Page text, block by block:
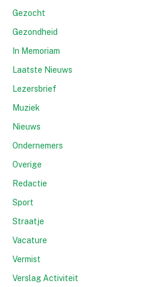
Gezocht
Gezondheid
In Memoriam
Laatste Nieuws
Lezersbrief
Muziek
Nieuws
Ondernemers
Overige
Redactie
Sport
Straatje
Vacature
Vermist
Verslag Activiteit